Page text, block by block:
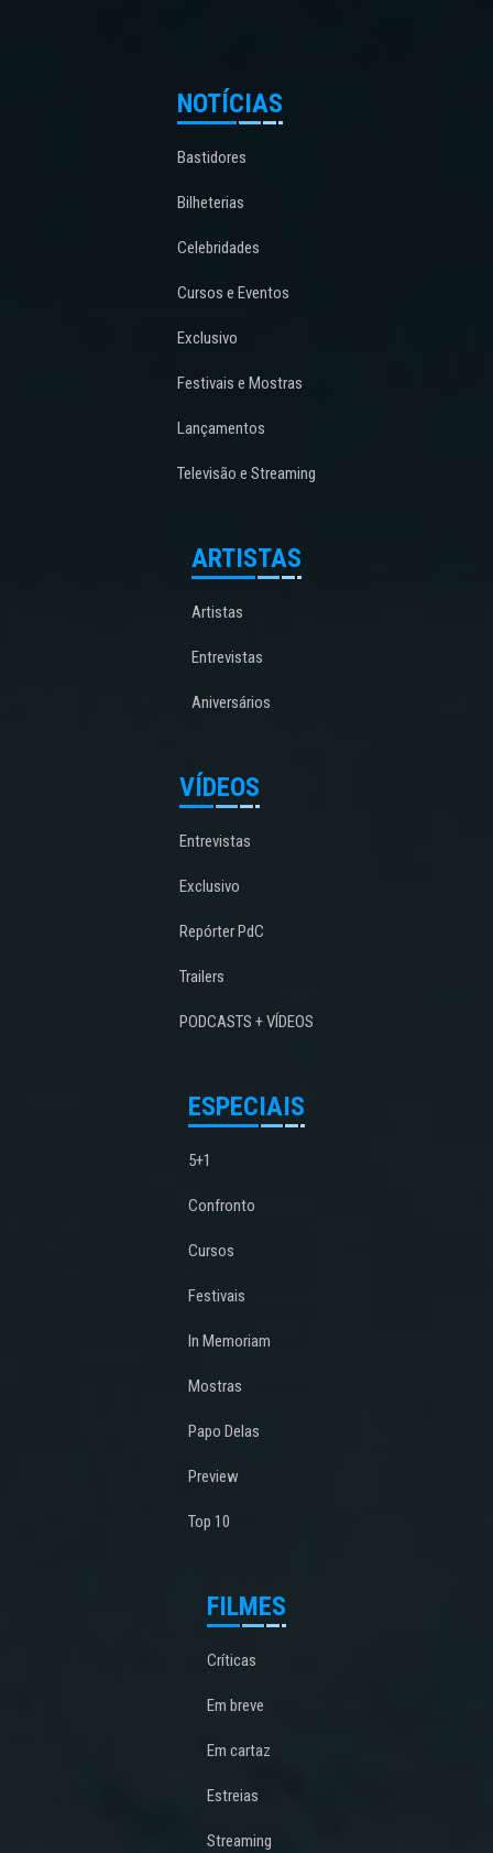
NOTÍCIAS
Bastidores
Bilheterias
Celebridades
Cursos e Eventos
Exclusivo
Festivais e Mostras
Lançamentos
Televisão e Streaming
ARTISTAS
Artistas
Entrevistas
Aniversários
VÍDEOS
Entrevistas
Exclusivo
Repórter PdC
Trailers
PODCASTS + VÍDEOS
ESPECIAIS
5+1
Confronto
Cursos
Festivais
In Memoriam
Mostras
Papo Delas
Preview
Top 10
FILMES
Críticas
Em breve
Em cartaz
Estreias
Streaming